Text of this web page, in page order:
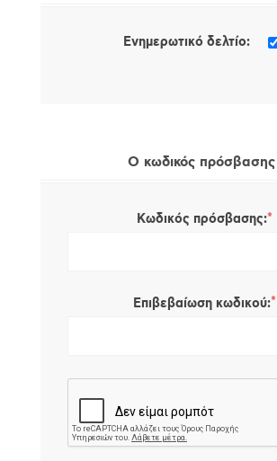
Ενημερωτικό δελτίο:
Ο κωδικός πρόσβασης
Κωδικός πρόσβασης:*
Επιβεβαίωση κωδικού:*